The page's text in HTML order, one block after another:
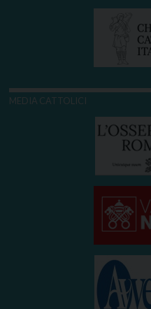
MEDIA CATTOLICI